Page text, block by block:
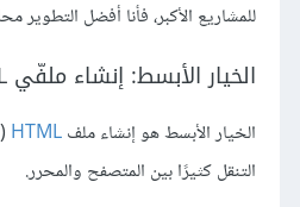
للمشاريع الأكبر، فأنا أفضل
الخيار الأبسط: إنشاء ملفّي HTML و CSS
الخيار الأبسط هو إنشاء ملفHTML ‏(filename.html) وربطه بملف
التنقل كثيرًا بين المتصفح والمحرر.